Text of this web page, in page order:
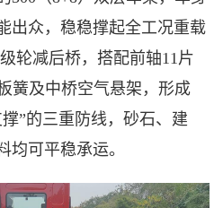
出众，稳稳撑起全工况重载
轮减后桥，搭配前轴11片
簧及中桥空气悬架，形成
”的三重防线，砂石、建
均可平稳承运。